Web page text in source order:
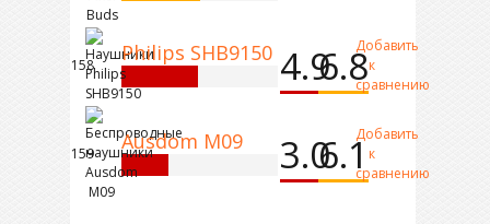
158 Philips SHB9150 4.96.8Добавить
к
сравнению
159 Ausdom M09 3.06.1Добавить
к
сравнению